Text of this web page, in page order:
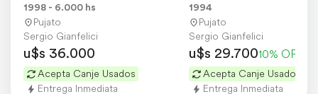
1998 - 6.000 hs
Pujato
Sergio Gianfelici
u$s 36.000
Acepta Canje Usados
Entrega Inmediata
1994
Pujato
Sergio Gianfelici
u$s 29.70010% OFF
Acepta Canje Usados
Entrega Inmediata